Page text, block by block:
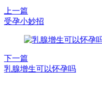
上一篇
受孕小妙招
下一篇
乳腺增生可以怀孕吗